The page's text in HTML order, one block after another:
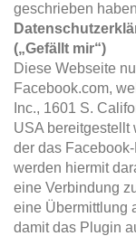
geschrieben
(„Gefällt mir“)
Diese Webseite
Facebook.com,
Inc., 1601 S.
USA bereitgestellt
der das
werden hiermit
eine Verbindung
eine Übermittlung
damit das Plugin